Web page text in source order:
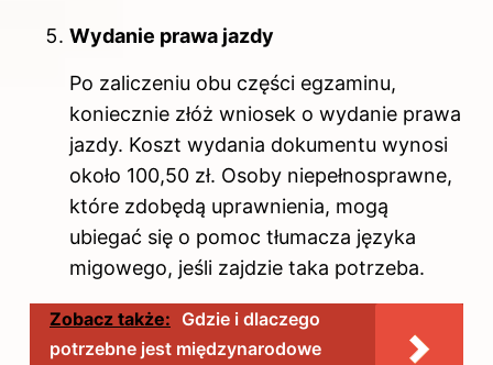
Wydanie prawa jazdy
Po zaliczeniu obu części egzaminu,
koniecznie złóż wniosek o wydanie prawa
jazdy. Koszt wydania dokumentu wynosi
około 100,50 zł. Osoby niepełnosprawne,
które zdobędą uprawnienia, mogą
ubiegać się o pomoc tłumacza języka
migowego, jeśli zajdzie taka potrzeba.
Zobacz także: Gdzie i dlaczego
potrzebne jest międzynarodowe